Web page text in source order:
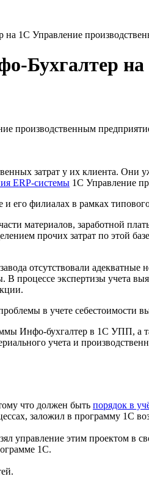
на 1С Управление
Бухгалтер
производственным
затрат у их клиента. Они
ERP-системы 1С Управление
и его филиалах в рамках
материалов, заработной
прочих затрат по этой
отсутствовали
процессе экспертизы учета
в учете себестоимости
Инфо-бухгалтер в 1С УПП, а
учета и
что должен быть порядок в
заложил в программу 1С
управление этим проектом в
1С.